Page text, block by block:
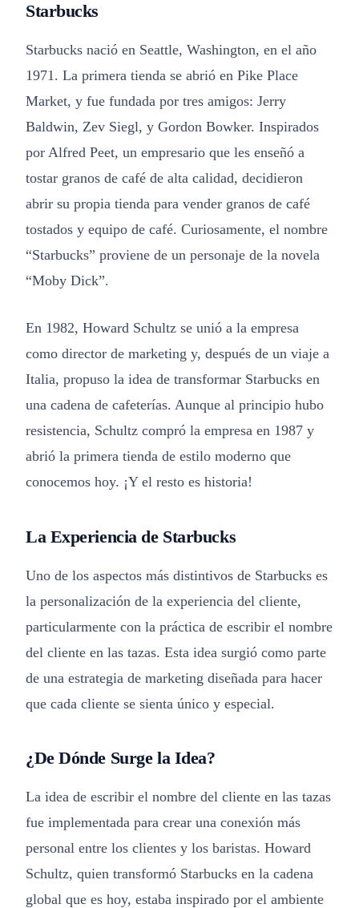
Starbucks
Starbucks nació en Seattle, Washington, en el año
1971. La primera tienda se abrió en Pike Place
Market, y fue fundada por tres amigos: Jerry
Baldwin, Zev Siegl, y Gordon Bowker. Inspirados
por Alfred Peet, un empresario que les enseñó a
tostar granos de café de alta calidad, decidieron
abrir su propia tienda para vender granos de café
tostados y equipo de café. Curiosamente, el nombre
“Starbucks” proviene de un personaje de la novela
“Moby Dick”.
En 1982, Howard Schultz se unió a la empresa
como director de marketing y, después de un viaje a
Italia, propuso la idea de transformar Starbucks en
una cadena de cafeterías. Aunque al principio hubo
resistencia, Schultz compró la empresa en 1987 y
abrió la primera tienda de estilo moderno que
conocemos hoy. ¡Y el resto es historia!
La Experiencia de Starbucks
Uno de los aspectos más distintivos de Starbucks es
la personalización de la experiencia del cliente,
particularmente con la práctica de escribir el nombre
del cliente en las tazas. Esta idea surgió como parte
de una estrategia de marketing diseñada para hacer
que cada cliente se sienta único y especial.
¿De Dónde Surge la Idea?
La idea de escribir el nombre del cliente en las tazas
fue implementada para crear una conexión más
personal entre los clientes y los baristas. Howard
Schultz, quien transformó Starbucks en la cadena
global que es hoy, estaba inspirado por el ambiente